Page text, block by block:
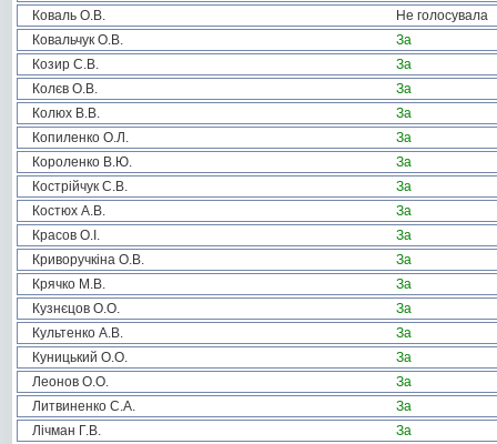
Коваль О.В.
Не голосувала
Ковальчук О.В.
За
Козир С.В.
За
Колєв О.В.
За
Колюх В.В.
За
Копиленко О.Л.
За
Короленко В.Ю.
За
Кострійчук С.В.
За
Костюх А.В.
За
Красов О.І.
За
Криворучкіна О.В.
За
Крячко М.В.
За
Кузнєцов О.О.
За
Культенко А.В.
За
Куницький О.О.
За
Леонов О.О.
За
Литвиненко С.А.
За
Лічман Г.В.
За